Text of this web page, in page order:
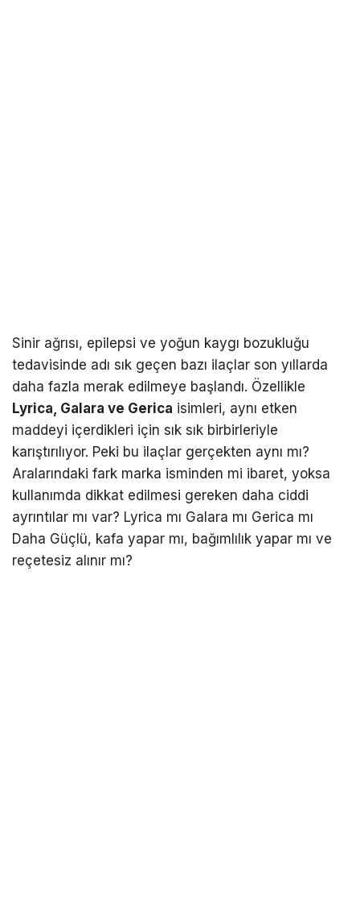
Sinir ağrısı, epilepsi ve yoğun kaygı bozukluğu
tedavisinde adı sık geçen bazı ilaçlar son yıllarda
daha fazla merak edilmeye başlandı. Özellikle
Lyrica, Galara ve Gerica isimleri, aynı etken
maddeyi içerdikleri için sık sık birbirleriyle
karıştırılıyor. Peki bu ilaçlar gerçekten aynı mı?
Aralarındaki fark marka isminden mi ibaret, yoksa
kullanımda dikkat edilmesi gereken daha ciddi
ayrıntılar mı var? Lyrica mı Galara mı Gerica mı
Daha Güçlü, kafa yapar mı, bağımlılık yapar mı ve
reçetesiz alınır mı?